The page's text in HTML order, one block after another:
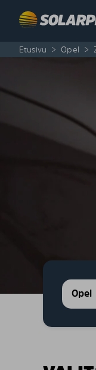
Etusivu > Opel >
Opel